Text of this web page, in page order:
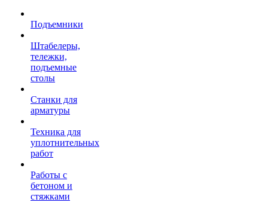
Подъемники
Штабелеры,
тележки,
подъемные
столы
Станки для
арматуры
Техника для
уплотнительных
работ
Работы с
бетоном и
стяжками